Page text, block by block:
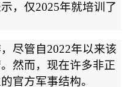
，仅2025年就培训了
尽管自2022年以来该
然而，现在许多非正
官方军事结构。